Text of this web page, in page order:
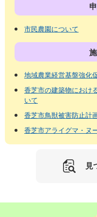
市民農園について
地域農業経営基盤強化
香芝市の建築物におけ
いて
香芝市鳥獣被害防止計
香芝市アライグマ・ヌ
見